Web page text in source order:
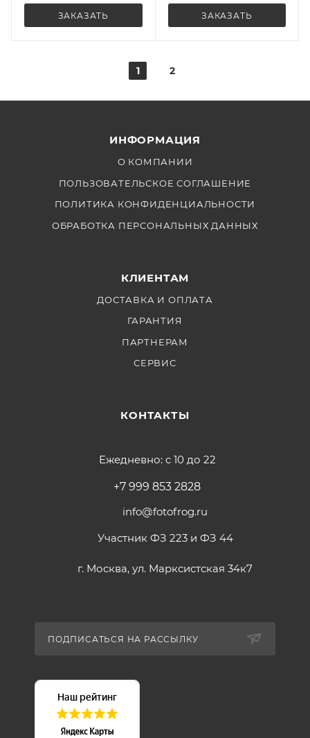
ЗАКАЗАТЬ ЗАКАЗАТЬ
1 2
ИНФОРМАЦИЯ
О КОМПАНИИ
ПОЛЬЗОВАТЕЛЬСКОЕ СОГЛАШЕНИЕ
ПОЛИТИКА КОНФИДЕНЦИАЛЬНОСТИ
ОБРАБОТКА ПЕРСОНАЛЬНЫХ ДАННЫХ
КЛИЕНТАМ
ДОСТАВКА И ОПЛАТА
ГАРАНТИЯ
ПАРТНЕРАМ
СЕРВИС
КОНТАКТЫ
Ежедневно: с 10 до 22
+7 999 853 2828
info@fotofrog.ru
Участник ФЗ 223 и ФЗ 44
г. Москва, ул. Марксистская 34к7
ПОДПИСАТЬСЯ НА РАССЫЛКУ